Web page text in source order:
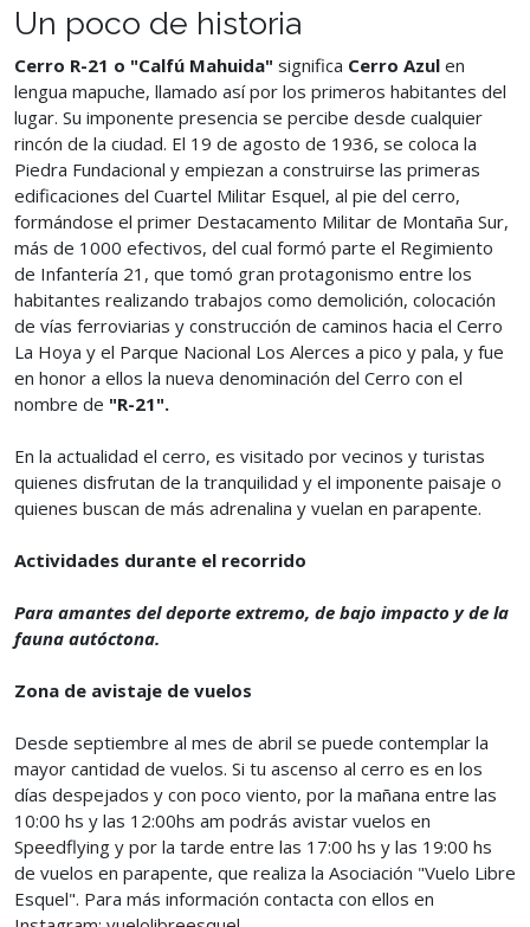
Un poco de historia
Cerro R-21 o "Calfú Mahuida" significa Cerro Azul en
lengua mapuche, llamado así por los primeros habitantes del
lugar. Su imponente presencia se percibe desde cualquier
rincón de la ciudad. El 19 de agosto de 1936, se coloca la
Piedra Fundacional y empiezan a construirse las primeras
edificaciones del Cuartel Militar Esquel, al pie del cerro,
formándose el primer Destacamento Militar de Montaña Sur,
más de 1000 efectivos, del cual formó parte el Regimiento
de Infantería 21, que tomó gran protagonismo entre los
habitantes realizando trabajos como demolición, colocación
de vías ferroviarias y construcción de caminos hacia el Cerro
La Hoya y el Parque Nacional Los Alerces a pico y pala, y fue
en honor a ellos la nueva denominación del Cerro con el
nombre de "R-21".
En la actualidad el cerro, es visitado por vecinos y turistas
quienes disfrutan de la tranquilidad y el imponente paisaje o
quienes buscan de más adrenalina y vuelan en parapente.
Actividades durante el recorrido
Para amantes del deporte extremo, de bajo impacto y de la
fauna autóctona.
Zona de avistaje de vuelos
Desde septiembre al mes de abril se puede contemplar la
mayor cantidad de vuelos. Si tu ascenso al cerro es en los
días despejados y con poco viento, por la mañana entre las
10:00 hs y las 12:00hs am podrás avistar vuelos en
Speedflying y por la tarde entre las 17:00 hs y las 19:00 hs
de vuelos en parapente, que realiza la Asociación "Vuelo Libre
Esquel". Para más información contacta con ellos en